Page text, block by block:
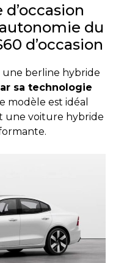
du
d’occasion
une berline hybride
sa technologie
modèle est idéal
une voiture hybride